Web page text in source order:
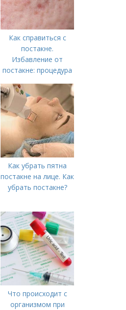
Как справиться с
постакне.
Избавление от
постакне: процедура
Как убрать пятна
постакне на лице. Как
убрать постакне?
Что происходит с
организмом при